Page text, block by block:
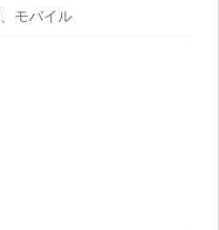
、 モバイル